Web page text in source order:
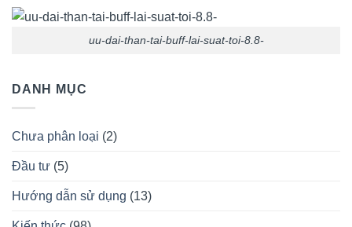
uu-dai-than-tai-buff-lai-suat-toi-8.8-
DANH MỤC
Chưa phân loại (2)
Đầu tư (5)
Hướng dẫn sử dụng (13)